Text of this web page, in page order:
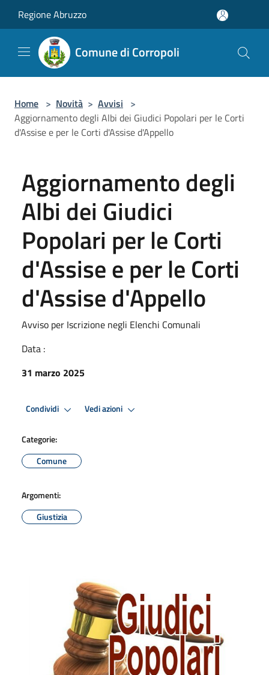
Regione Abruzzo
Comune di Corropoli
Home > Novità > Avvisi >
Aggiornamento degli Albi dei Giudici Popolari per le Corti
d'Assise e per le Corti d'Assise d'Appello
Aggiornamento degli
Albi dei Giudici
Popolari per le Corti
d'Assise e per le Corti
d'Assise d'Appello
Avviso per Iscrizione negli Elenchi Comunali
Data :
31 marzo 2025
Condividi Vedi azioni
Categorie:
Comune
Argomenti:
Giustizia